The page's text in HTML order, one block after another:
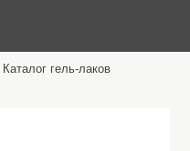
Каталог гель-лаков